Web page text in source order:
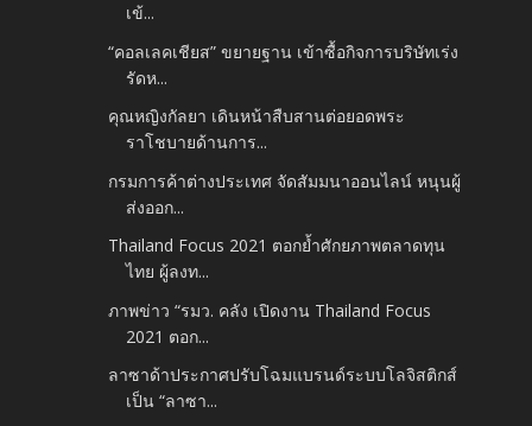
เข้...
“คอลเลคเชียส” ขยายฐาน เข้าซื้อกิจการบริษัทเร่ง
รัดห...
คุณหญิงกัลยา เดินหน้าสืบสานต่อยอดพระ
ราโชบายด้านการ...
กรมการค้าต่างประเทศ จัดสัมมนาออนไลน์ หนุนผู้
ส่งออก...
Thailand Focus 2021 ตอกย้ำศักยภาพตลาดทุน
ไทย ผู้ลงท...
ภาพข่าว “รมว. คลัง เปิดงาน Thailand Focus
2021 ตอก...
ลาซาด้าประกาศปรับโฉมแบรนด์ระบบโลจิสติกส์
เป็น “ลาซา...